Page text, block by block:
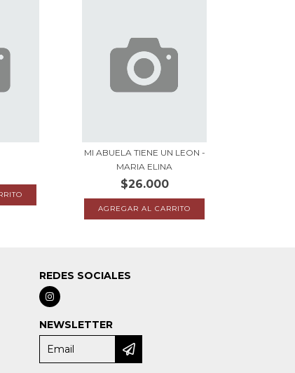
MI ABUELA TIENE UN LEON -
MARIA ELINA
$26.000
REDES SOCIALES
NEWSLETTER